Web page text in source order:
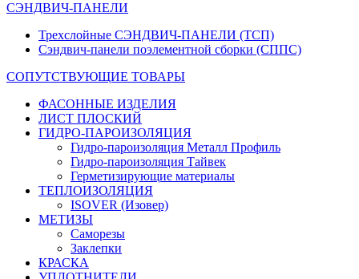
СЭНДВИЧ-ПАНЕЛИ
Трехслойные СЭНДВИЧ-ПАНЕЛИ (ТСП)
Сэндвич-панели поэлементной сборки (СППС)
СОПУТСТВУЮЩИЕ ТОВАРЫ
ФАСОННЫЕ ИЗДЕЛИЯ
ЛИСТ ПЛОСКИЙ
ГИДРО-ПАРОИЗОЛЯЦИЯ
Гидро-пароизоляция Металл Профиль
Гидро-пароизоляция Тайвек
Герметизирующие материалы
ТЕПЛОИЗОЛЯЦИЯ
ISOVER (Изовер)
МЕТИЗЫ
Саморезы
Заклепки
КРАСКА